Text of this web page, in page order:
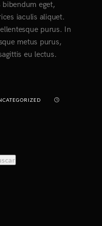
eget,
iaculis aliquet.
purus. In
metus purus,
eu lectus.